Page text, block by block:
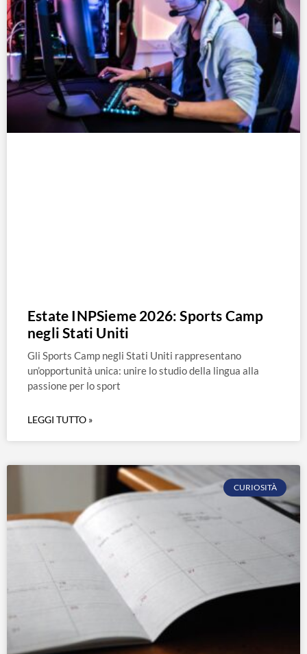
Estate INPSieme 2026: Sports Camp
negli Stati Uniti
Gli Sports Camp negli Stati Uniti rappresentano
un’opportunità unica: unire lo studio della lingua alla
passione per lo sport
LEGGI TUTTO »
CURIOSITÀ